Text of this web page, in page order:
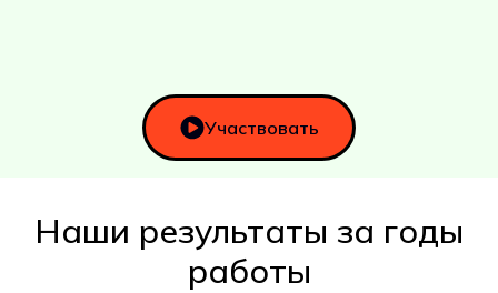
Участвовать
Наши результаты за годы
работы